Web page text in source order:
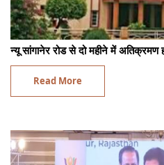
न्यू सांगानेर रोड से दो महीने में अतिक्रमण
Read More